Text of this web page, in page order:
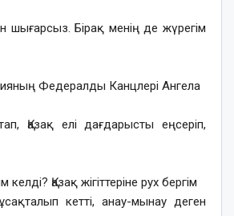
шығарсыз. Бірақ менің де жүрегім
Федералды Канцлері Ангела
Қазақ елі дағдарысты еңсеріп,
Қазақ жігіттеріне рух бергім
кетті, анау-мынау деген